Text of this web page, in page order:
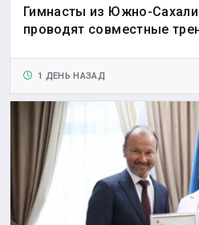
Гимнасты из Южно-
проводят совместные
1 ДЕНЬ НАЗАД